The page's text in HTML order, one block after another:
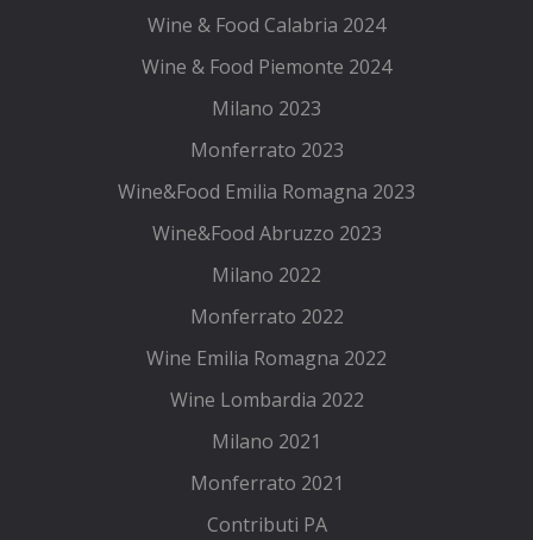
Wine & Food Calabria 2024
Wine & Food Piemonte 2024
Milano 2023
Monferrato 2023
Wine&Food Emilia Romagna 2023
Wine&Food Abruzzo 2023
Milano 2022
Monferrato 2022
Wine Emilia Romagna 2022
Wine Lombardia 2022
Milano 2021
Monferrato 2021
Contributi PA